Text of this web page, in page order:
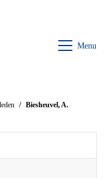
Menu
Biesheuvel, A.